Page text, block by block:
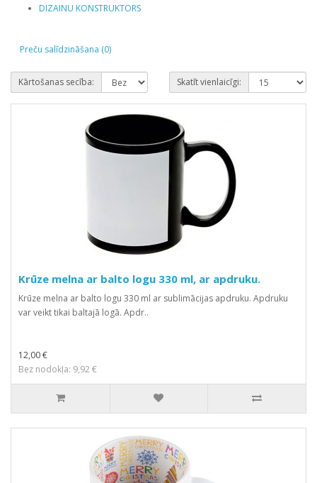
DIZAINU KONSTRUKTORS
Preču salīdzināšana (0)
Kārtošanas secība: Skatīt vienlaicīgi:
Krūze melna ar balto logu 330 ml, ar apdruku.
Krūze melna ar balto logu 330 ml ar sublimācijas apdruku. Apdruku
var veikt tikai baltajā logā. Apdr..
12,00 €
Bez nodokļa: 9,92 €